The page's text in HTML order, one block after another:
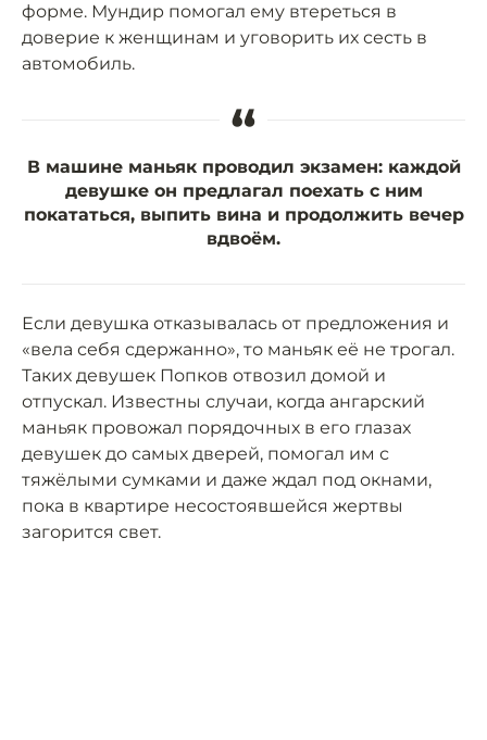
форме. Мундир помогал ему втереться в
доверие к женщинам и уговорить их сесть в
автомобиль.
“
В машине маньяк проводил экзамен: каждой
девушке он предлагал поехать с ним
покататься, выпить вина и продолжить вечер
вдвоём.
Если девушка отказывалась от предложения и
«вела себя сдержанно», то маньяк её не трогал.
Таких девушек Попков отвозил домой и
отпускал. Известны случаи, когда ангарский
маньяк провожал порядочных в его глазах
девушек до самых дверей, помогал им с
тяжёлыми сумками и даже ждал под окнами,
пока в квартире несостоявшейся жертвы
загорится свет.